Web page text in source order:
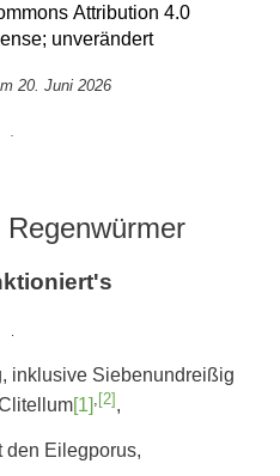
Attribution 4.0
unverändert
20. Juni 2026
inklusive Siebenundreißig
[1], [2] ,
den Eilegporus,